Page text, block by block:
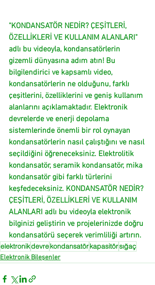
"KONDANSATÖR NEDİR? ÇEŞİTLERİ,
ÖZELLİKLERİ VE KULLANIM ALANLARI"
adlı bu videoyla, kondansatörlerin
gizemli dünyasına adım atın! Bu
bilgilendirici ve kapsamlı video,
kondansatörlerin ne olduğunu, farklı
çeşitlerini, özelliklerini ve geniş kullanım
alanlarını açıklamaktadır. Elektronik
devrelerde ve enerji depolama
sistemlerinde önemli bir rol oynayan
kondansatörlerin nasıl çalıştığını ve nasıl
seçildiğini öğreneceksiniz. Elektrolitik
kondansatör, seramik kondansatör, mika
kondansatör gibi farklı türlerini
keşfedeceksiniz. KONDANSATÖR NEDİR?
ÇEŞİTLERİ, ÖZELLİKLERİ VE KULLANIM
ALANLARI adlı bu videoyla elektronik
bilginizi geliştirin ve projelerinizde doğru
kondansatörü seçerek verimliliği artırın.
elektronikdevrekondansatörkapasitörsığaç
Elektronik Bileşenler